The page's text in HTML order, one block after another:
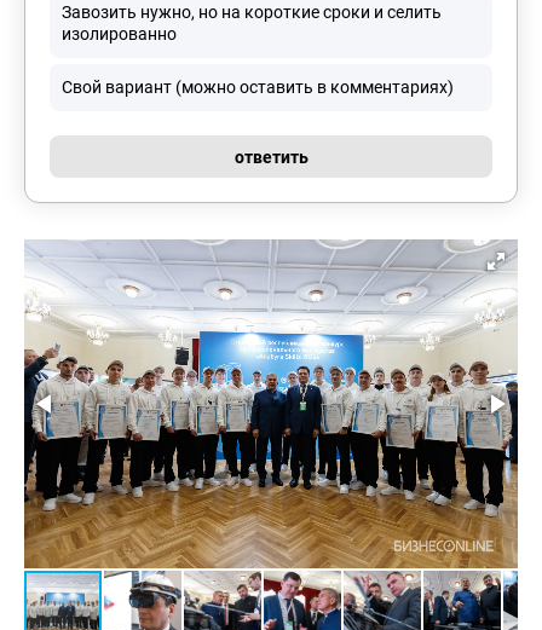
Завозить нужно, но на короткие сроки и селить
изолированно
Свой вариант (можно оставить в комментариях)
ответить